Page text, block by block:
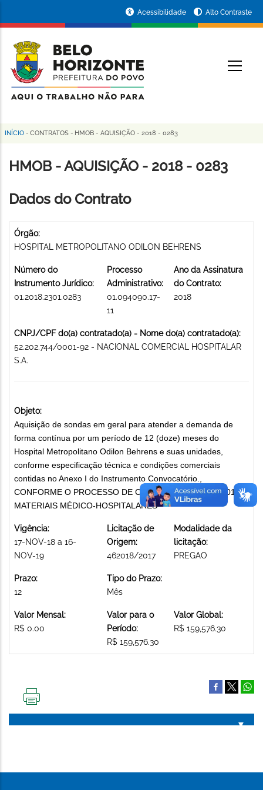
conteúdo
principal
da
Prefeitura
de
Horizonte
Acessibilidade Alto Contraste
Trilha
de
INÍCIO - CONTRATOS - HMOB - AQUISIÇÃO - 2018 - 0283
HMOB - AQUISIÇÃO - 2018 - 0283
Dados do Contrato
Órgão:
HOSPITAL METROPOLITANO ODILON BEHRENS
Número do
Instrumento Jurídico:
01.2018.2301.0283
Processo
Administrativo:
01.094090.17-
11
Ano da Assinatura
do Contrato:
2018
CNPJ/CPF do(a) contratado(a) - Nome do(a) contratado(a):
52.202.744/0001-92 - NACIONAL COMERCIAL HOSPITALAR
S.A.
Objeto:
Aquisição de sondas em geral para atender a demanda de
forma contínua por um período de 12 (doze) meses do
Hospital Metropolitano Odilon Behrens e suas unidades,
conforme especificação técnica e condições comerciais
contidas no Anexo I do Instrumento Convocatório.,
CONFORME O PROCESSO DE COMPRA DE Nº 03-53/2017
MATERIAIS MÉDICO-HOSPITALARES
Vigência:
17-NOV-18 a 16-
NOV-19
Licitação de
Origem:
462018/2017
Modalidade da
licitação:
PREGAO
Prazo:
12
Tipo do Prazo:
Mês
Valor Mensal:
R$ 0.00
Valor para o
Período:
R$ 159,576.30
Valor Global:
R$ 159,576.30
PÁGINA